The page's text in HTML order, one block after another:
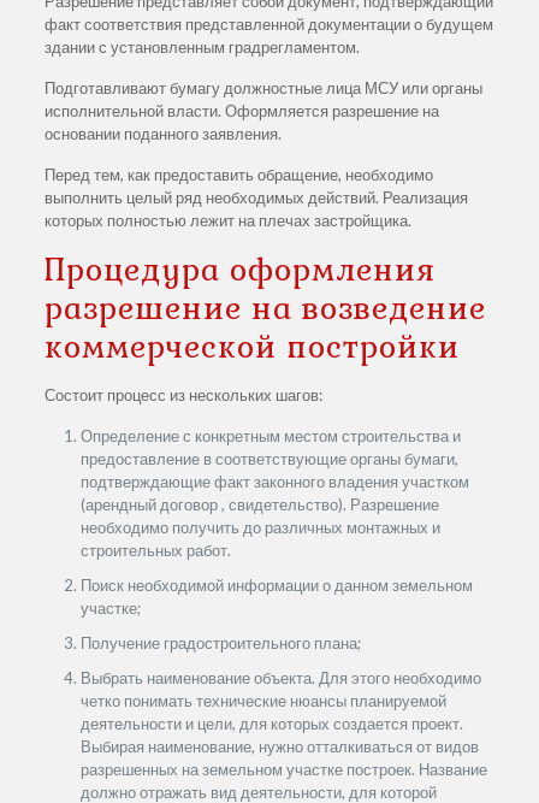
факт соответствия представленной документации о будущем
здании с установленным градрегламентом.
Подготавливают бумагу должностные лица МСУ или органы
исполнительной власти. Оформляется разрешение на
основании поданного заявления.
Перед тем, как предоставить обращение, необходимо
выполнить целый ряд необходимых действий. Реализация
которых полностью лежит на плечах застройщика.
Процедура оформления
разрешение на возведение
коммерческой постройки
Состоит процесс из нескольких шагов:
Определение с конкретным местом строительства и
предоставление в соответствующие органы бумаги,
подтверждающие факт законного владения участком
(арендный договор , свидетельство). Разрешение
необходимо получить до различных монтажных и
строительных работ.
Поиск необходимой информации о данном земельном
участке;
Получение градостроительного плана;
Выбрать наименование объекта. Для этого необходимо
четко понимать технические нюансы планируемой
деятельности и цели, для которых создается проект.
Выбирая наименование, нужно отталкиваться от видов
разрешенных на земельном участке построек. Название
должно отражать вид деятельности, для которой